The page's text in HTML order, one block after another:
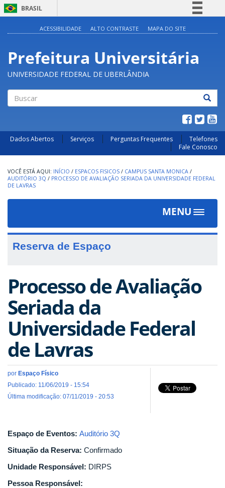
BRASIL
Participe
Acesso à informação
ACESSIBILIDADE ALTO CONTRASTE MAPA DO SITE
Prefeitura Universitária
UNIVERSIDADE FEDERAL DE UBERLÂNDIA
Dados Abertos Serviços Perguntas Frequentes
Telefones
Fale Conosco
INÍCIO / ESPACOS FISICOS / CAMPUS SANTA MONICA /
AUDITÓRIO 3Q / PROCESSO DE AVALIAÇÃO SERIADA DA UNIVERSIDADE FEDERAL
DE LAVRAS
MENU
Toggle
Reserva de Espaço
Processo de Avaliação
Seriada da
Universidade Federal
de Lavras
por Espaço Físico
Publicado: 11/06/2019 - 15:54
Última modificação: 07/11/2019 - 20:53
Espaço de Eventos: Auditório 3Q
Situação da Reserva: Confirmado
Unidade Responsável: DIRPS
Pessoa Responsável: